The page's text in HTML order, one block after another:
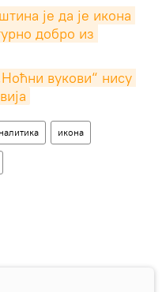
је да је икона
добро из
вукови“ нису
икона